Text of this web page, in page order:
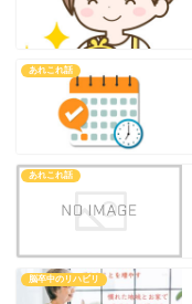
あれこれ話
あれこれ話
脳卒中のリハビリ